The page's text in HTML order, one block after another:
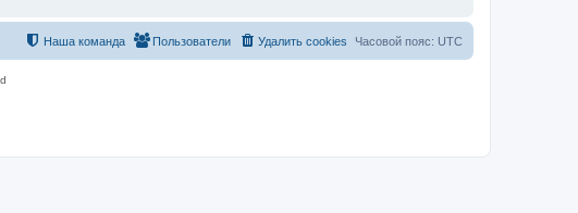
Часовой пояс: UTC
Удалить cookies
Пользователи
Наша команда